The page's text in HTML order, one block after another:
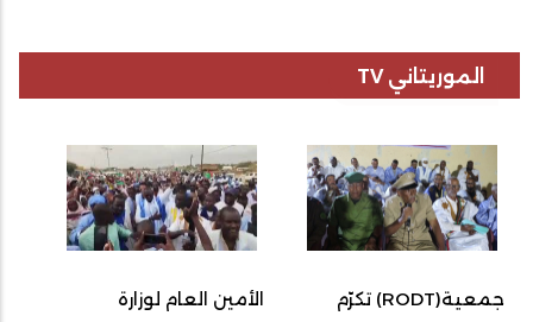
الموريتاني TV
جمعية(RODT) تكرّم
الأمين العام لوزارة